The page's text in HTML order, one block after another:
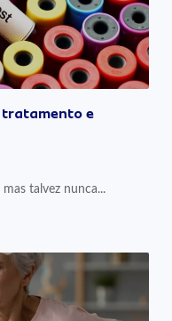
tratamento e
talvez nunca...